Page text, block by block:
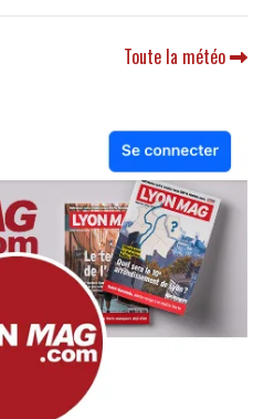
Toute la météo